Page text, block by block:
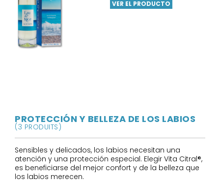
VER EL PRODUCTO
PROTECCIÓN Y BELLEZA DE LOS LABIOS
(3 PRODUITS)
Sensibles y delicados, los labios necesitan una
atención y una protección especial. Elegir Vita Citral®,
es beneficiarse del mejor confort y de la belleza que
los labios merecen.